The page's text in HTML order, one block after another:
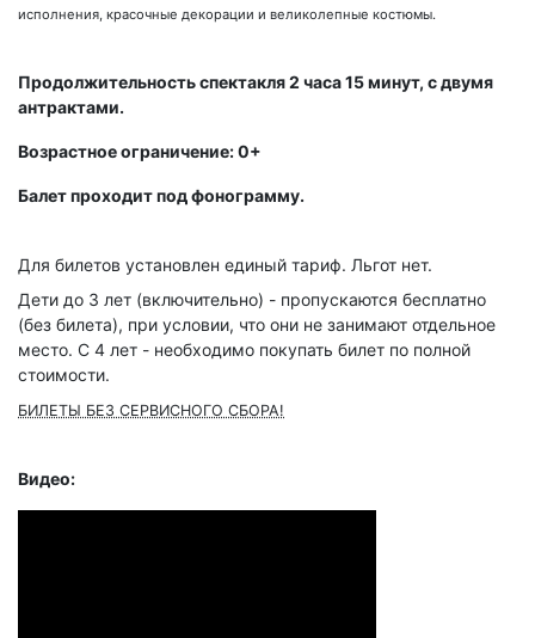
исполнения, красочные декорации и великолепные костюмы.
Продолжительность спектакля 2 часа 15 минут, с двумя
антрактами.
Возрастное ограничение: 0+
Балет проходит под фонограмму.
Для билетов установлен единый тариф. Льгот нет.
Дети до 3 лет (включительно) - пропускаются бесплатно
(без билета), при условии, что они не занимают отдельное
место. С 4 лет - необходимо покупать билет по полной
стоимости.
БИЛЕТЫ БЕЗ СЕРВИСНОГО СБОРА!
Видео: